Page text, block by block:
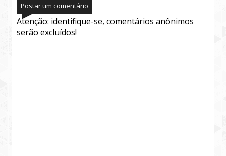
Postar um comentário
Atenção: identifique-se, comentários anônimos
serão excluídos!